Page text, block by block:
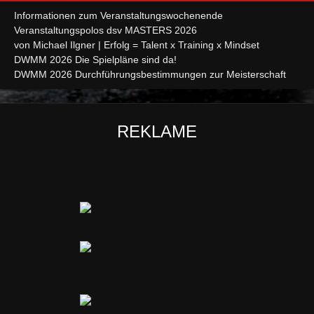
Informationen zum Veranstaltungswochenende
Veranstaltungspolos dsv MASTERS 2026
von Michael Ilgner | Erfolg = Talent x Training x Mindset
DWMM 2026 Die Spielpläne sind da!
DWMM 2026 Durchführungsbestimmungen zur Meisterschaft
REKLAME